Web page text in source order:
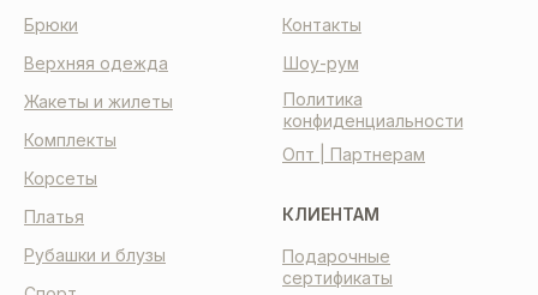
КЛИЕНТАМ
Подарочные
сертификаты
Контакты
Шоу-рум
Политика
конфиденциальности
Опт | Партнерам
Корсеты
Платья
Комплекты
Рубашки и блузы
Брюки
Жакеты и жилеты
Верхняя одежда